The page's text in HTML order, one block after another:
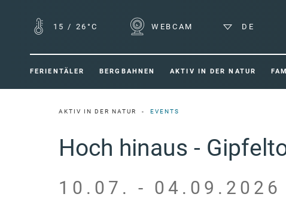
15 / 26°C WEBCAM DE
FERIENTÄLER BERGBAHNEN AKTIV IN DER NATUR
AKTIV IN DER NATUR EVENTS
Hoch hinaus -
10.07. - 04.09.2026